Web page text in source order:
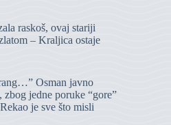
raskoš, ovaj stariji
– Kraljica ostaje
Osman javno
jedne poruke “gore”
je sve što misli